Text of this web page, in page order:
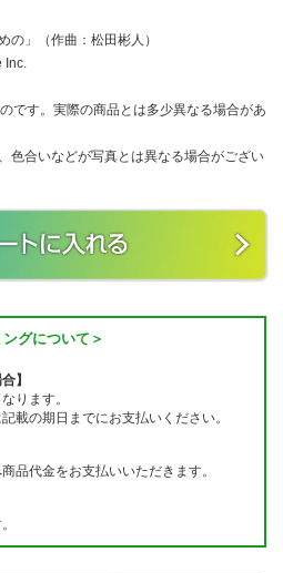
の」（作曲：松田彬人）
です。実際の商品とは多少異なる場合があ
色合いなどが写真とは異なる場合がござい
グについて＞
】
ります。
載の期日までにお支払いください。
品代金をお支払いいただきます。